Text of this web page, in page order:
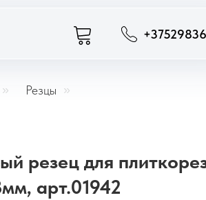
» Резцы »
резец для
арт.01942